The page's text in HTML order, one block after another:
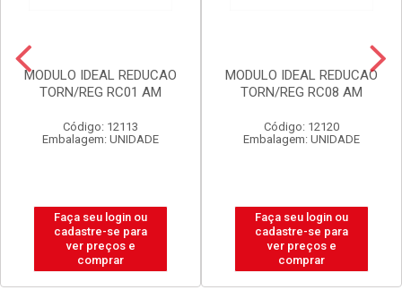
MODULO IDEAL REDUCAO
TORN/REG RC01 AM
Código: 12113
Embalagem: UNIDADE
Faça seu login ou
cadastre-se para
ver preços e
comprar
MODULO IDEAL REDUCAO
TORN/REG RC08 AM
Código: 12120
Embalagem: UNIDADE
Faça seu login ou
cadastre-se para
ver preços e
comprar